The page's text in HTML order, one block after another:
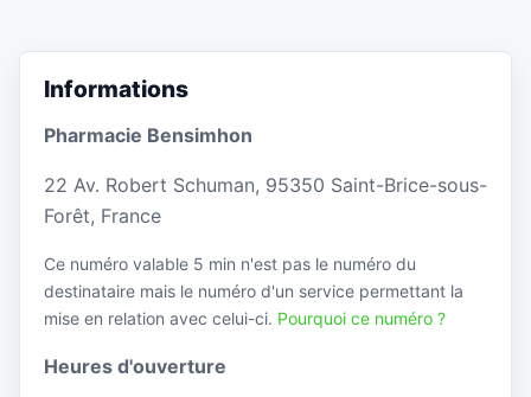
Informations
Pharmacie Bensimhon
22 Av. Robert Schuman, 95350 Saint-Brice-sous-
Forêt, France
Ce numéro valable 5 min n'est pas le numéro du
destinataire mais le numéro d'un service permettant la
mise en relation avec celui-ci. Pourquoi ce numéro ?
Heures d'ouverture